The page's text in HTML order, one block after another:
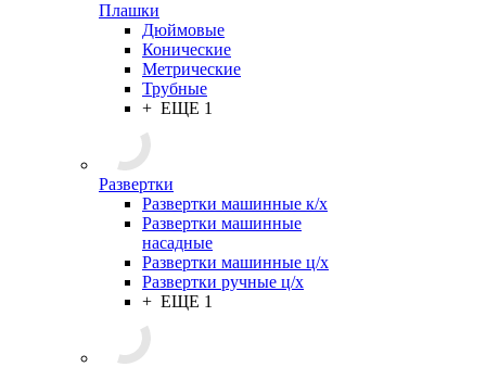
Плашки
Дюймовые
Конические
Метрические
Трубные
+ ЕЩЕ 1
Развертки
Развертки машинные к/х
Развертки машинные
насадные
Развертки машинные ц/х
Развертки ручные ц/х
+ ЕЩЕ 1